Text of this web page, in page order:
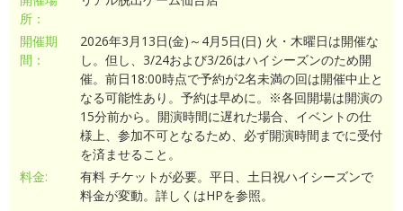
所：
開催期
間：
2026年3月13日(金)～4月5日(日) 火・木曜日は開催な
し。但し、3/24および3/26はハイシーズンのため開
催。前日18:00時点で予約が2名未満の回は開催中止と
なる可能性あり。予約は早めに。※各回開場は開演の
15分前から。開演時間に遅れた場合、イベントの仕
様上、参加不可となるため、必ず開演時間までに受付
を済ませること。
料金:
有料 チケットが必要。平日、土日祝ハイシーズンで
料金が変動。詳しくはHPを参照。